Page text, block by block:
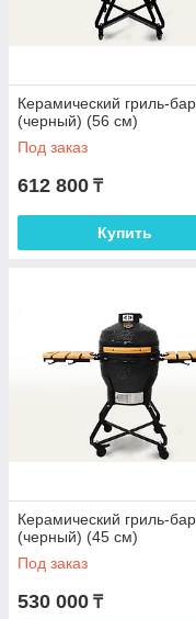
Керамический гриль-
(черный) (56 см)
Под заказ
612 800 ₸
Купить
Керамический гриль-
(черный) (45 см)
Под заказ
530 000 ₸